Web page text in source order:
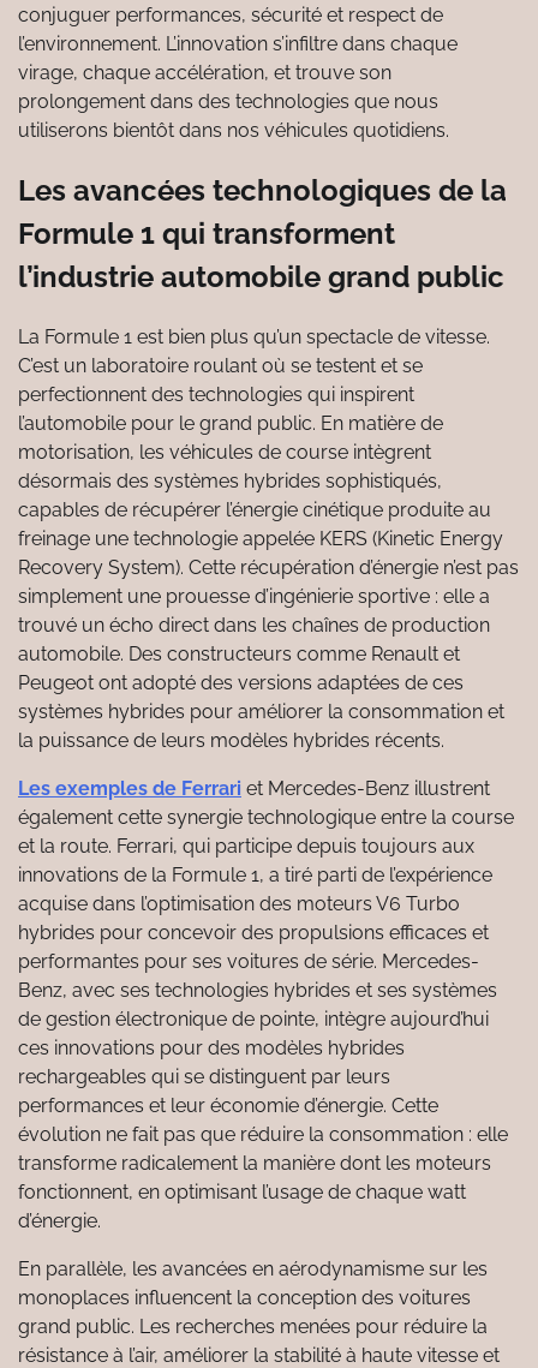
conjuguer performances, sécurité et respect de
l’environnement. L’innovation s’infiltre dans chaque
virage, chaque accélération, et trouve son
prolongement dans des technologies que nous
utiliserons bientôt dans nos véhicules quotidiens.
Les avancées technologiques de la
Formule 1 qui transforment
l’industrie automobile grand public
La Formule 1 est bien plus qu’un spectacle de vitesse.
C’est un laboratoire roulant où se testent et se
perfectionnent des technologies qui inspirent
l’automobile pour le grand public. En matière de
motorisation, les véhicules de course intègrent
désormais des systèmes hybrides sophistiqués,
capables de récupérer l’énergie cinétique produite au
freinage une technologie appelée KERS (Kinetic Energy
Recovery System). Cette récupération d’énergie n’est pas
simplement une prouesse d’ingénierie sportive : elle a
trouvé un écho direct dans les chaînes de production
automobile. Des constructeurs comme Renault et
Peugeot ont adopté des versions adaptées de ces
systèmes hybrides pour améliorer la consommation et
la puissance de leurs modèles hybrides récents.
Les exemples de Ferrari et Mercedes-Benz illustrent
également cette synergie technologique entre la course
et la route. Ferrari, qui participe depuis toujours aux
innovations de la Formule 1, a tiré parti de l’expérience
acquise dans l’optimisation des moteurs V6 Turbo
hybrides pour concevoir des propulsions efficaces et
performantes pour ses voitures de série. Mercedes-
Benz, avec ses technologies hybrides et ses systèmes
de gestion électronique de pointe, intègre aujourd’hui
ces innovations pour des modèles hybrides
rechargeables qui se distinguent par leurs
performances et leur économie d’énergie. Cette
évolution ne fait pas que réduire la consommation : elle
transforme radicalement la manière dont les moteurs
fonctionnent, en optimisant l’usage de chaque watt
d’énergie.
En parallèle, les avancées en aérodynamisme sur les
monoplaces influencent la conception des voitures
grand public. Les recherches menées pour réduire la
résistance à l’air, améliorer la stabilité à haute vitesse et